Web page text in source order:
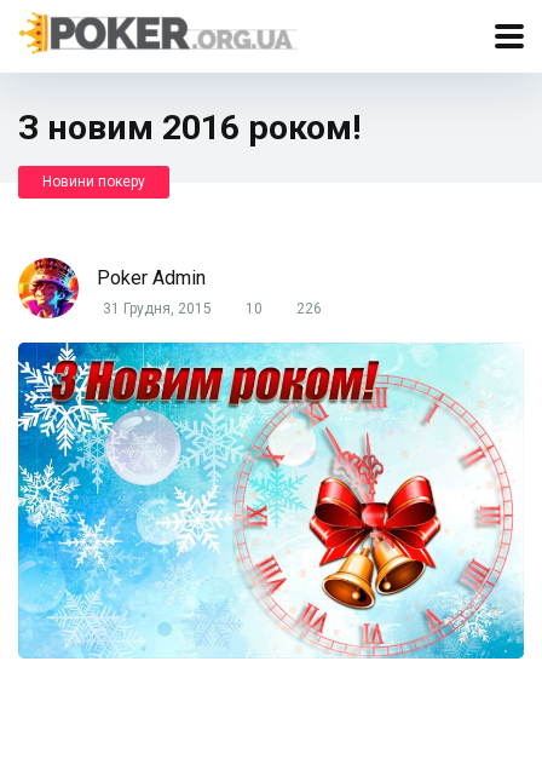
З новим 2016 роком!
Новини покеру
Poker Admin
31 Грудня, 2015 10 226